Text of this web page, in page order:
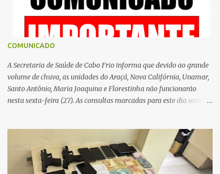
COMUNICADO
A Secretaria de Saúde de Cabo Frio informa que devido ao grande
volume de chuva, as unidades do Araçá, Nova Califórnia, Unamar,
Santo Antônio, Maria Joaquina e Florestinha não funcionarão
nesta sexta-feira (27). As consultas marcadas para este dia serão
Contamos com a compreensão de toda população, pois se trata de
uma situação climática que foge ao controle da administração
pública.